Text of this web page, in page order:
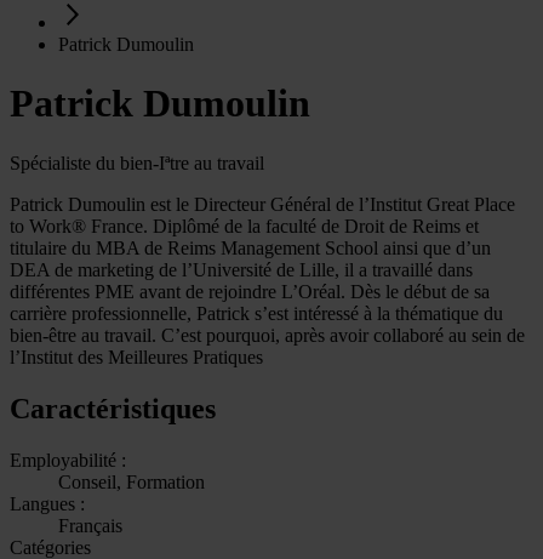
Patrick Dumoulin
Patrick Dumoulin
Spécialiste du bien-Iªtre au travail
Patrick Dumoulin est le Directeur Général de l’Institut Great Place
to Work® France. Diplômé de la faculté de Droit de Reims et
titulaire du MBA de Reims Management School ainsi que d’un
DEA de marketing de l’Université de Lille, il a travaillé dans
différentes PME avant de rejoindre L’Oréal. Dès le début de sa
carrière professionnelle, Patrick s’est intéressé à la thématique du
bien-être au travail. C’est pourquoi, après avoir collaboré au sein de
l’Institut des Meilleures Pratiques
Caractéristiques
Employabilité :
Conseil, Formation
Langues :
Français
Catégories